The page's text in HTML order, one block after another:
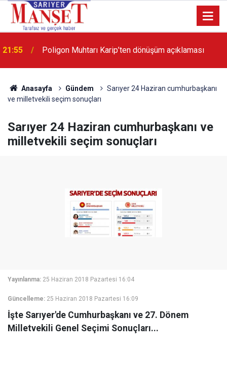
13:36 'Poligon'da İstanbul'a örnek proje gerçekleştirilecek'
Anasayfa Gündem
Sarıyer 24 Haziran cumhurbaşkanı
ve milletvekili seçim sonuçları
Sarıyer 24 Haziran cumhurbaşkanı ve
milletvekili seçim sonuçları
Yayınlanma: 25 Haziran 2018 Pazartesi 16:04
Güncelleme: 25 Haziran 2018 Pazartesi 16:09
İşte Sarıyer'de Cumhurbaşkanı ve 27. Dönem
Milletvekili Genel Seçimi Sonuçları...